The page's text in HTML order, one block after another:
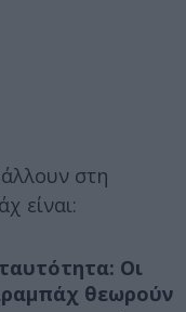
στη
είναι:
Οι
θεωρούν